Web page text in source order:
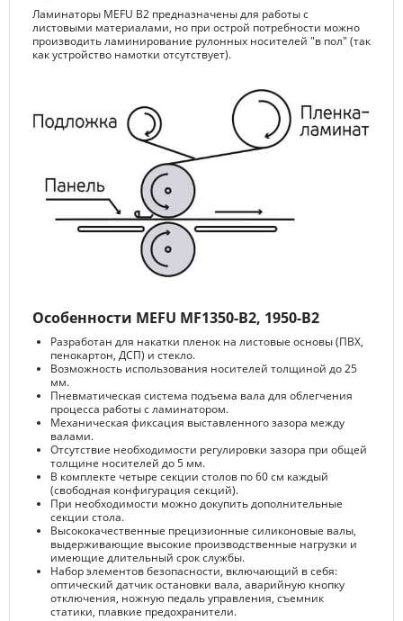
Ламинаторы MEFU B2 предназначены для работы с
листовыми материалами, но при острой потребности можно
производить ламинирование рулонных носителей "в пол" (так
как устройство намотки отсутствует).
Особенности MEFU MF1350-B2, 1950-B2
Разработан для накатки пленок на листовые основы (ПВХ,
пенокартон, ДСП) и стекло.
Возможность использования носителей толщиной до 25
мм.
Пневматическая система подъема вала для облегчения
процесса работы с ламинатором.
Механическая фиксация выставленного зазора между
валами.
Отсутствие необходимости регулировки зазора при общей
толщине носителей до 5 мм.
В комплекте четыре секции столов по 60 см каждый
(свободная конфигурация секций).
При необходимости можно докупить дополнительные
секции стола.
Высококачественные прецизионные силиконовые валы,
выдерживающие высокие производственные нагрузки и
имеющие длительный срок службы.
Набор элементов безопасности, включающий в себя:
оптический датчик остановки вала, аварийную кнопку
отключения, ножную педаль управления, съемник
статики, плавкие предохранители.